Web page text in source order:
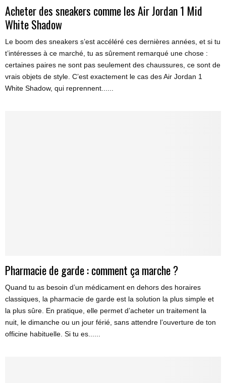
Acheter des sneakers comme les Air Jordan 1 Mid
White Shadow
Le boom des sneakers s’est accéléré ces dernières années, et si tu
t’intéresses à ce marché, tu as sûrement remarqué une chose :
certaines paires ne sont pas seulement des chaussures, ce sont de
vrais objets de style. C’est exactement le cas des Air Jordan 1
White Shadow, qui reprennent......
Pharmacie de garde : comment ça marche ?
Quand tu as besoin d’un médicament en dehors des horaires
classiques, la pharmacie de garde est la solution la plus simple et
la plus sûre. En pratique, elle permet d’acheter un traitement la
nuit, le dimanche ou un jour férié, sans attendre l’ouverture de ton
officine habituelle. Si tu es......